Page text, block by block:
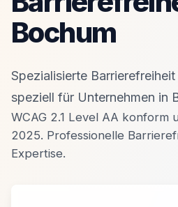
Bochum
Spezialisierte
speziell für Unternehmen in
WCAG 2.1 Level AA konform
2025. Professionelle
Expertise.